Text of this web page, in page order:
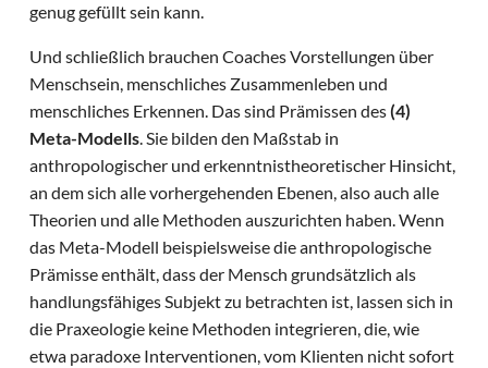
genug gefüllt sein kann.
Und schließlich brauchen Coaches Vorstellungen über
Menschsein, menschliches Zusammenleben und
menschliches Erkennen. Das sind Prämissen des(4)
Meta-Modells. Sie bilden den Maßstab in
anthropologischer und erkenntnistheoretischer Hinsicht,
an dem sich alle vorhergehenden Ebenen, also auch alle
Theorien und alle Methoden auszurichten haben. Wenn
das Meta-Modell beispielsweise die anthropologische
Prämisse enthält, dass der Mensch grundsätzlich als
handlungsfähiges Subjekt zu betrachten ist, lassen sich in
die Praxeologie keine Methoden integrieren, die, wie
etwa paradoxe Interventionen, vom Klienten nicht sofort